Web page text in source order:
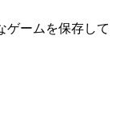
ゲームを保存して